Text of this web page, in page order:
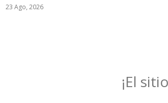
23 Ago, 2026
¡El